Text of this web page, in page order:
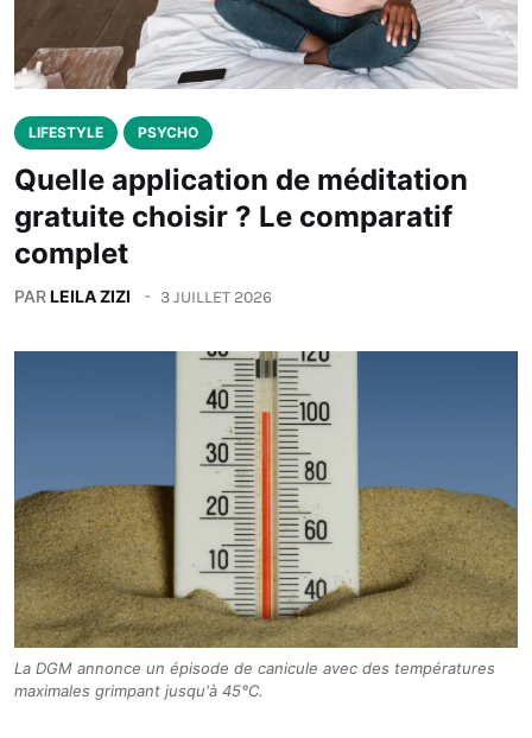
LIFESTYLE PSYCHO
Quelle application de méditation
gratuite choisir ? Le comparatif
complet
PARLEILA ZIZI 3 JUILLET 2026
La DGM annonce un épisode de canicule avec des températures
maximales grimpant jusqu'à 45°C.